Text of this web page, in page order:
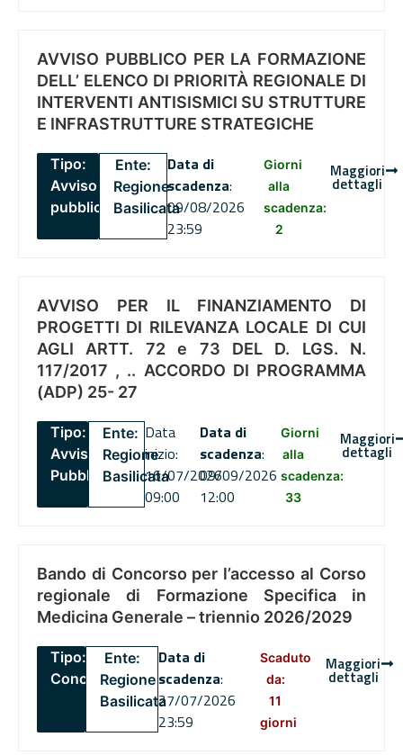
AVVISO PUBBLICO PER LA FORMAZIONE
DELL’ ELENCO DI PRIORITÀ REGIONALE DI
INTERVENTI ANTISISMICI SU STRUTTURE
E INFRASTRUTTURE STRATEGICHE
Tipo:
Avviso
pubblico
Ente:
Regione
Basilicata
Data di
scadenza:
09/08/2026
23:59
Giorni
alla
scadenza:
2
Maggiori
dettagli
AVVISO PER IL FINANZIAMENTO DI
PROGETTI DI RILEVANZA LOCALE DI CUI
AGLI ARTT. 72 e 73 DEL D. LGS. N.
117/2017 , .. ACCORDO DI PROGRAMMA
(ADP) 25- 27
Tipo:
Avviso
Pubblico
Ente:
Regione
Basilicata
Data
inizio:
16/07/2026
09:00
Data di
scadenza:
09/09/2026
12:00
Giorni
alla
scadenza:
33
Maggiori
dettagli
Bando di Concorso per l’accesso al Corso
regionale di Formazione Specifica in
Medicina Generale – triennio 2026/2029
Tipo:
Concorsi
Ente:
Regione
Basilicata
Data di
scadenza:
27/07/2026
23:59
Scaduto
da:
11
giorni
Maggiori
dettagli